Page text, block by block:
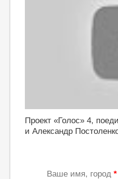
Проект «Голос» 4,
и Александр
Ваше имя, город *